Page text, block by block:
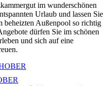
im wunderschönen
Urlaub und lassen Sie
beheizten Außenpool so richtig
dürfen Sie im schönen
und sich auf eine